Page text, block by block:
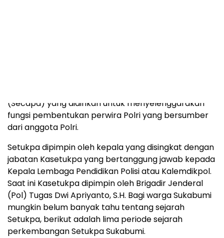
(Secapa) yang didirikan untuk menyelenggarakan
fungsi pembentukan perwira Polri yang bersumber
dari anggota Polri.
Setukpa dipimpin oleh kepala yang disingkat dengan
jabatan Kasetukpa yang bertanggung jawab kepada
Kepala Lembaga Pendidikan Polisi atau Kalemdikpol.
Saat ini Kasetukpa dipimpin oleh Brigadir Jenderal
(Pol) Tugas Dwi Apriyanto, S.H. Bagi warga Sukabumi
mungkin belum banyak tahu tentang sejarah
Setukpa, berikut adalah lima periode sejarah
perkembangan Setukpa Sukabumi.